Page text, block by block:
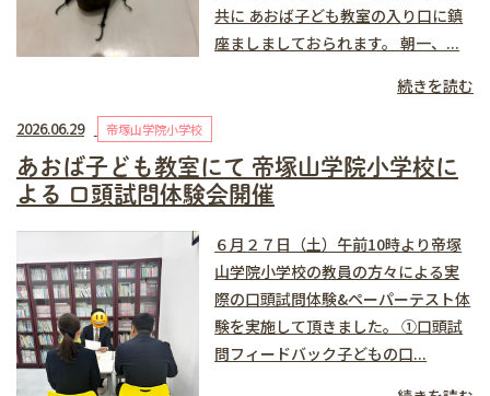
共に あおば子ども教室の入り口に鎮
座ましましておられます。 朝一、...
続きを読む
2026.06.29 帝塚山学院小学校
あおば子ども教室にて 帝塚山学院小学校に
よる 口頭試問体験会開催
６月２７日（土）午前10時より帝塚
山学院小学校の教員の方々による実
際の口頭試問体験&ペーパーテスト体
験を実施して頂きました。 ①口頭試
問フィードバック子どもの口...